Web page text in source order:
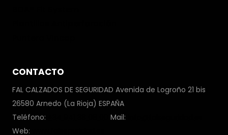
CONTACTO
FAL CALZADOS DE SEGURIDAD Avenida de Logroño 21 bis
26580 Arnedo (La Rioja) ESPAÑA
Teléfono:
Mail:
Web: